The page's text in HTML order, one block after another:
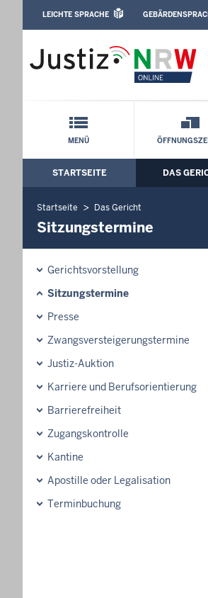
Amtsgericht Köln:
Leichte Sprache,
LEICHTE SPRACHE
Schnellnavigation mit
MENÜ
Hauptmenü:
STARTSEITE DAS
Startseite Das Gericht
Sitzungstermine
Gerichtsvorstellung
Sitzungstermine
Presse
Zwangsversteigerungs­termine
Justiz-Auktion
Karriere und Berufsorientierung
Barrierefreiheit
Zugangskontrolle
Kantine
Apostille oder Legalisation
Terminbuchung